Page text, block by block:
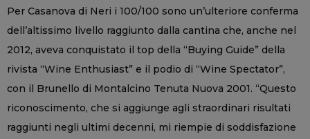
Per Casanova di Neri i 100/100 sono un’ulteriore conferma
dell’altissimo livello raggiunto dalla cantina che, anche nel
2012, aveva conquistato il top della “Buying Guide” della
rivista “Wine Enthusiast” e il podio di “Wine Spectator”,
con il Brunello di Montalcino Tenuta Nuova 2001. “Questo
riconoscimento, che si aggiunge agli straordinari risultati
raggiunti negli ultimi decenni, mi riempie di soddisfazione